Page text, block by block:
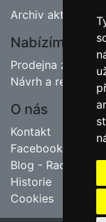
Archiv aktualit
Nabízíme
Prodejna
Návrh a realizace
O nás
Kontakt
Facebook
Blog - Rady pro
Historie
Cookies